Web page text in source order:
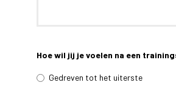
Hoe wil jij je voelen na een
Gedreven tot het uiterste